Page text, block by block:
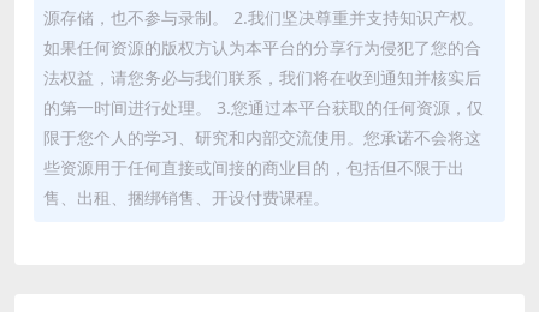
源存储，也不参与录制。 2.我们坚决尊重并支持知识产权。
如果任何资源的版权方认为本平台的分享行为侵犯了您的合
法权益，请您务必与我们联系，我们将在收到通知并核实后
的第一时间进行处理。 3.您通过本平台获取的任何资源，仅
限于您个人的学习、研究和内部交流使用。您承诺不会将这
些资源用于任何直接或间接的商业目的，包括但不限于出
售、出租、捆绑销售、开设付费课程。